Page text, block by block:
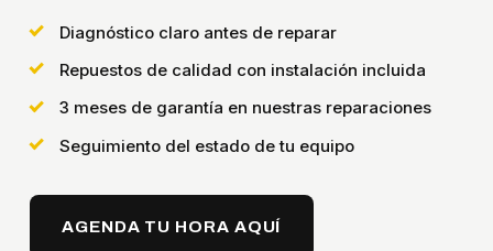
Diagnóstico claro antes de reparar
Repuestos de calidad con instalación incluida
3 meses de garantía en nuestras reparaciones
Seguimiento del estado de tu equipo
AGENDA TU HORA AQUÍ